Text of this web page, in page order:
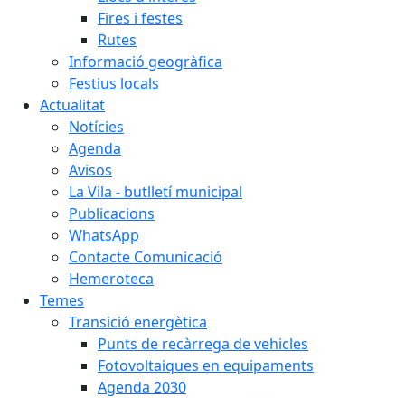
Fires i festes
Rutes
Informació geogràfica
Festius locals
Actualitat
Notícies
Agenda
Avisos
La Vila - butlletí municipal
Publicacions
WhatsApp
Contacte Comunicació
Hemeroteca
Temes
Transició energètica
Punts de recàrrega de vehicles
Fotovoltaiques en equipaments
Agenda 2030